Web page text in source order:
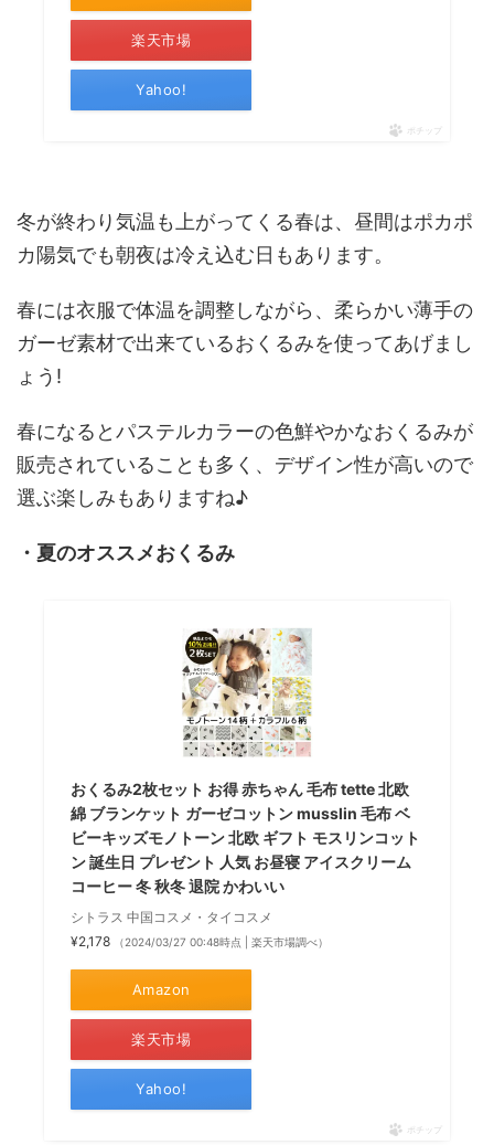
楽天市場
Yahoo!
ポチップ
冬が終わり気温も上がってくる春は、昼間はポカポ
カ陽気でも朝夜は冷え込む日もあります。
春には衣服で体温を調整しながら、柔らかい薄手の
ガーゼ素材で出来ているおくるみを使ってあげまし
ょう!
春になるとパステルカラーの色鮮やかなおくるみが
販売されていることも多く、デザイン性が高いので
選ぶ楽しみもありますね♪
・夏のオススメおくるみ
おくるみ2枚セット お得 赤ちゃん 毛布 tette 北欧
綿 ブランケット ガーゼコットン musslin 毛布 ベ
ビーキッズモノトーン 北欧 ギフト モスリンコット
ン 誕生日 プレゼント 人気 お昼寝 アイスクリーム
コーヒー 冬 秋冬 退院 かわいい
シトラス 中国コスメ・タイコスメ
¥2,178
（2024/03/27 00:48時点 | 楽天市場調べ）
Amazon
楽天市場
Yahoo!
ポチップ